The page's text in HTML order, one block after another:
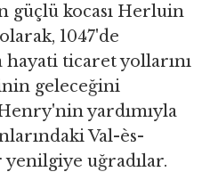
güçlü kocası Herluin
1047'de
ticaret yollarını
geleceğini
yardımıyla
Val-ès-
uğradılar.